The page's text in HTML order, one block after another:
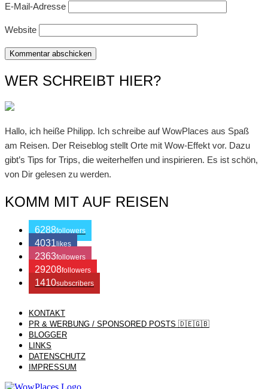
E-Mail-Adresse
Website
WER SCHREIBT HIER?
Hallo, ich heiße Philipp. Ich schreibe auf WowPlaces aus Spaß
am Reisen. Der Reiseblog stellt Orte mit Wow-Effekt vor. Dazu
gibt’s Tips for Trips, die weiterhelfen und inspirieren. Es ist schön,
von Dir gelesen zu werden.
KOMM MIT AUF REISEN
6288followers
4031 likes
2363followers
29208followers
1410subscribers
/ Free WordPress Plugins and WordPress Themes by
Themes. Join us right now!
KONTAKT
PR & WERBUNG / SPONSORED POSTS 🇩🇪🇬🇧
BLOGGER
LINKS
DATENSCHUTZ
IMPRESSUM